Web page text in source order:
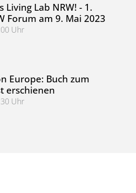
Living Lab NRW! - 1.
Forum am 9. Mai 2023
Uhr
Lab NRW! - 1. Living Lab NRW
Europe: Buch zum
erschienen
Uhr
Buch zum Wettbewerb ist